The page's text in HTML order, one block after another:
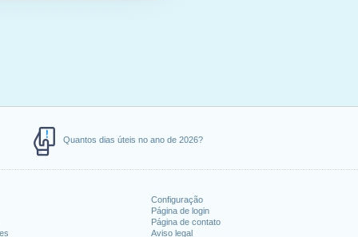
Quantos dias úteis no ano de 2026?
Configuração
Página de login
Página de contato
Aviso legal